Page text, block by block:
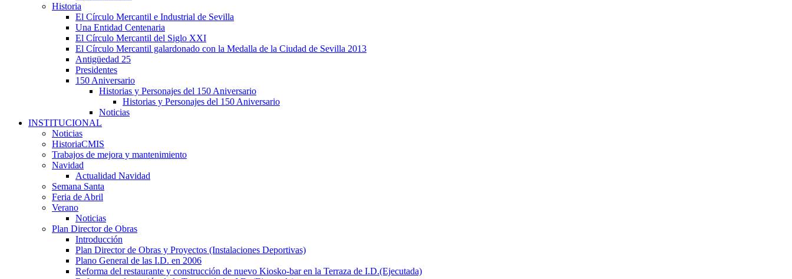
Historia
El Círculo Mercantil e Industrial de Sevilla
Una Entidad Centenaria
El Círculo Mercantil del Siglo XXI
El Círculo Mercantil galardonado con la Medalla de la Ciudad de Sevilla 2013
Antigüedad 25
Presidentes
150 Aniversario
Historias y Personajes del 150 Aniversario
Historias y Personajes del 150 Aniversario
Noticias
INSTITUCIONAL
Noticias
HistoriaCMIS
Trabajos de mejora y mantenimiento
Navidad
Actualidad Navidad
Semana Santa
Feria de Abril
Verano
Noticias
Plan Director de Obras
Introducción
Plan Director de Obras y Proyectos (Instalaciones Deportivas)
Plano General de las I.D. en 2006
Reforma del restaurante y construcción de nuevo Kiosko-bar en la Terraza de I.D.(Ejecutada)